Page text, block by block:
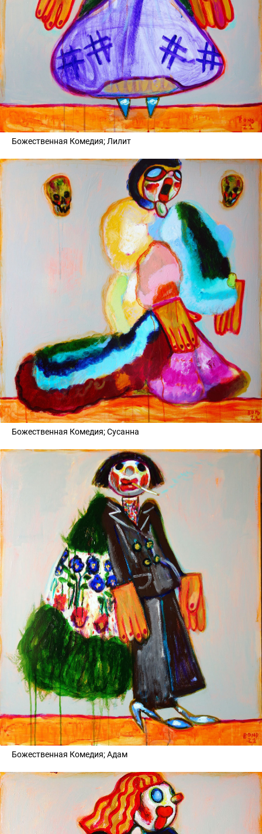
Божественная Комедия; Лилит
Божественная Комедия; Сусанна
Божественная Комедия; Адам